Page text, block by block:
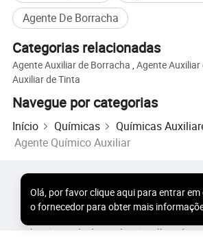
Agente De Borracha
Categorias relacionadas
Agente Auxiliar de Borracha ,Agente
Auxiliar de Tinta
Navegue por categorias
Início Químicas
Químicas
Agente Químico Auxiliar
Olá, por favor clique aqui para entrar
o fornecedor para obter mais
Produtos Quentes por Atacado
Percepções
Sobre
Acordo do Usuário Política de